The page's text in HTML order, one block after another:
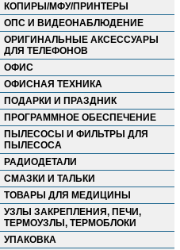
КОПИРЫ/МФУ/ПРИНТЕРЫ
ОПС И ВИДЕОНАБЛЮДЕНИЕ
ОРИГИНАЛЬНЫЕ АКСЕССУАРЫ
ДЛЯ ТЕЛЕФОНОВ
ОФИС
ОФИСНАЯ ТЕХНИКА
ПОДАРКИ И ПРАЗДНИК
ПРОГРАММНОЕ ОБЕСПЕЧЕНИЕ
ПЫЛЕСОСЫ И ФИЛЬТРЫ ДЛЯ
ПЫЛЕСОСА
РАДИОДЕТАЛИ
СМАЗКИ И ТАЛЬКИ
ТОВАРЫ ДЛЯ МЕДИЦИНЫ
УЗЛЫ ЗАКРЕПЛЕНИЯ, ПЕЧИ,
ТЕРМОУЗЛЫ, ТЕРМОБЛОКИ
УПАКОВКА